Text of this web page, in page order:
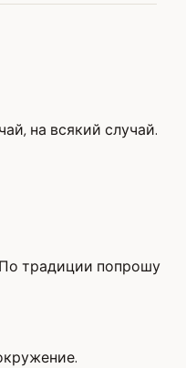
на всякий случай.
традиции попрошу